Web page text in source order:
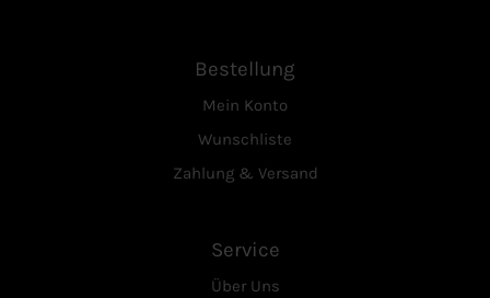
Bestellung
Mein Konto
Wunschliste
Zahlung & Versand
Service
Über Uns